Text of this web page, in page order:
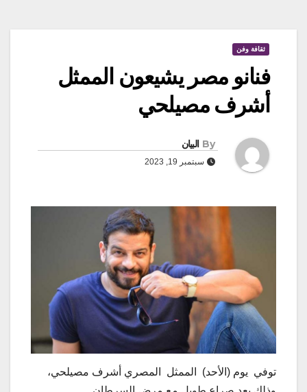
ثقافة وفن
فنانو مصر يشيعون الممثل
أشرف مصيلحي
By البيان
سبتمبر 19, 2023
توفي يوم (الأحد) الممثل المصري أشرف مصيلحي،